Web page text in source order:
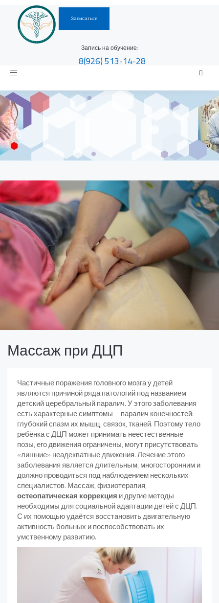
Записаться
Запись на обучение:
8(926)513-14-28
Toggle
Массаж при ДЦП
Частичные поражения головного мозга у детей
являются причиной ряда патологий под названием
детский церебральный паралич. У этого заболевания
есть характерные симптомы – паралич конечностей:
глубокий спазм их мышц, связок, тканей. Поэтому тело
ребёнка с ДЦП может принимать неестественные
позы, его движения ограничены, могут присутствовать
«лишние» неадекватные движения. Лечение этого
заболевания является длительным, многосторонним и
должно проводиться под наблюдением нескольких
специалистов. Массаж, физиотерапия,
остеопатическая коррекция и другие методы
необходимы для социальной адаптации детей с ДЦП.
С их помощью удаётся восстановить двигательную
активность больных и поспособствовать их
умственному развитию.